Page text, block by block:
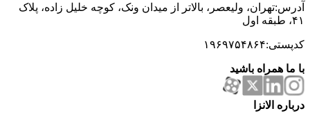
آدرس:تهران، ولیعصر، بالاتر از میدان ونک، کوچه خلیل زاده، پلاک
۴۱، طبقه اول
کدپستی:۱۹۶۹۷۵۴۸۶۴
با ما همراه باشید
درباره الانزا